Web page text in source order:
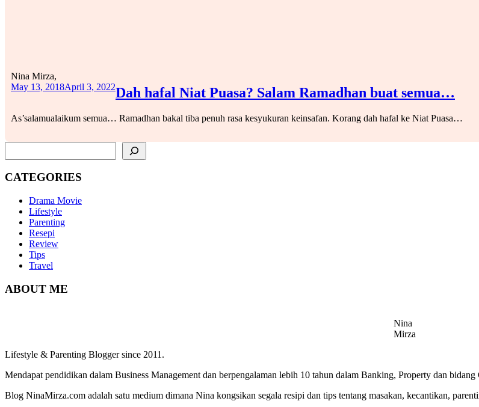
Dah hafal Niat Puasa? Salam Ramadhan buat semua…
Nina Mirza,
May 13, 2018April 3, 2022
As’salamualaikum semua… Ramadhan bakal tiba penuh rasa kesyukuran keinsafan. Korang dah hafal ke Niat Puasa…
CATEGORIES
Drama Movie
Lifestyle
Parenting
Resepi
Review
Tips
Travel
ABOUT ME
Nina
Mirza
Lifestyle & Parenting Blogger since 2011.
Mendapat pendidikan dalam Business Management dan berpengalaman lebih 10 tahun dalam Banking, Property dan
Blog NinaMirza.com adalah satu medium dimana Nina kongsikan segala resipi dan tips tentang masakan, kecantikan,